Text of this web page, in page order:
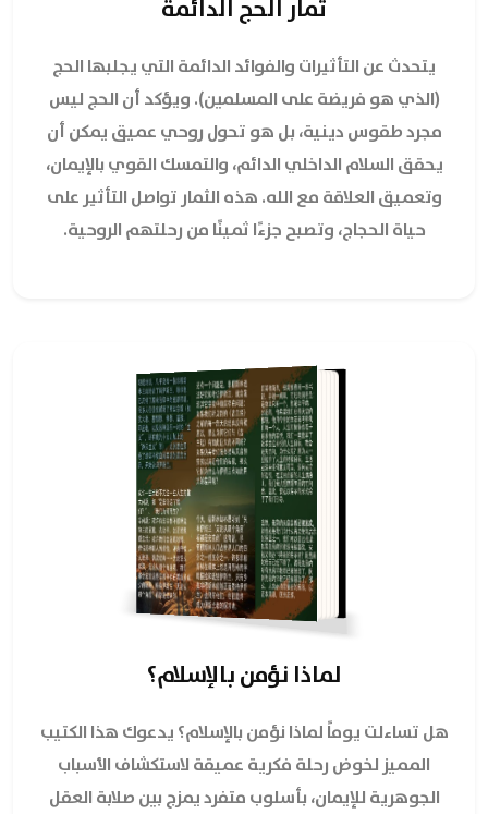
ثمار الحج الدائمة
يتحدث عن التأثيرات والفوائد الدائمة التي يجلبها الحج
(الذي هو فريضة على المسلمين). ويؤكد أن الحج ليس
مجرد طقوس دينية، بل هو تحول روحي عميق يمكن أن
يحقق السلام الداخلي الدائم، والتمسك القوي بالإيمان،
وتعميق العلاقة مع الله. هذه الثمار تواصل التأثير على
حياة الحجاج، وتصبح جزءًا ثمينًا من رحلتهم الروحية.
لماذا نؤمن بالإسلام؟
هل تساءلت يوماً لماذا نؤمن بالإسلام؟ يدعوك هذا الكتيب
المميز لخوض رحلة فكرية عميقة لاستكشاف الأسباب
الجوهرية للإيمان، بأسلوب متفرد يمزج بين صلابة العقل